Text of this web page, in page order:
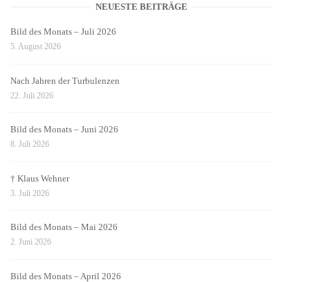
NEUESTE BEITRÄGE
Bild des Monats – Juli 2026
5. August 2026
Nach Jahren der Turbulenzen
22. Juli 2026
Bild des Monats – Juni 2026
8. Juli 2026
† Klaus Wehner
3. Juli 2026
Bild des Monats – Mai 2026
2. Juni 2026
Bild des Monats – April 2026